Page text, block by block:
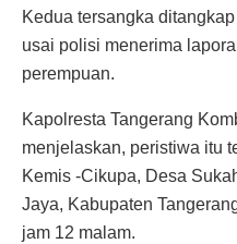
Kedua tersangka
usai polisi menerima
perempuan.
Kapolresta Tangerang
menjelaskan, peristiwa itu
Kemis -Cikupa, Desa
Jaya, Kabupaten
jam 12 malam.